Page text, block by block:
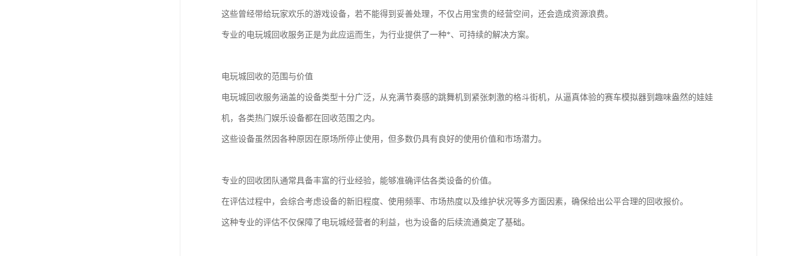
这些曾经带给玩家欢乐的游戏设备，若不能得到妥善处理，不仅占用宝贵的经营空间，还会造成资源浪费。
专业的电玩城回收服务正是为此应运而生，为行业提供了一种*、可持续的解决方案。
电玩城回收的范围与价值
电玩城回收服务涵盖的设备类型十分广泛，从充满节奏感的跳舞机到紧张刺激的格斗街机，从逼真体验的赛车模拟器到趣味盎然的娃娃
机，各类热门娱乐设备都在回收范围之内。
这些设备虽然因各种原因在原场所停止使用，但多数仍具有良好的使用价值和市场潜力。
专业的回收团队通常具备丰富的行业经验，能够准确评估各类设备的价值。
在评估过程中，会综合考虑设备的新旧程度、使用频率、市场热度以及维护状况等多方面因素，确保给出公平合理的回收报价。
这种专业的评估不仅保障了电玩城经营者的利益，也为设备的后续流通奠定了基础。